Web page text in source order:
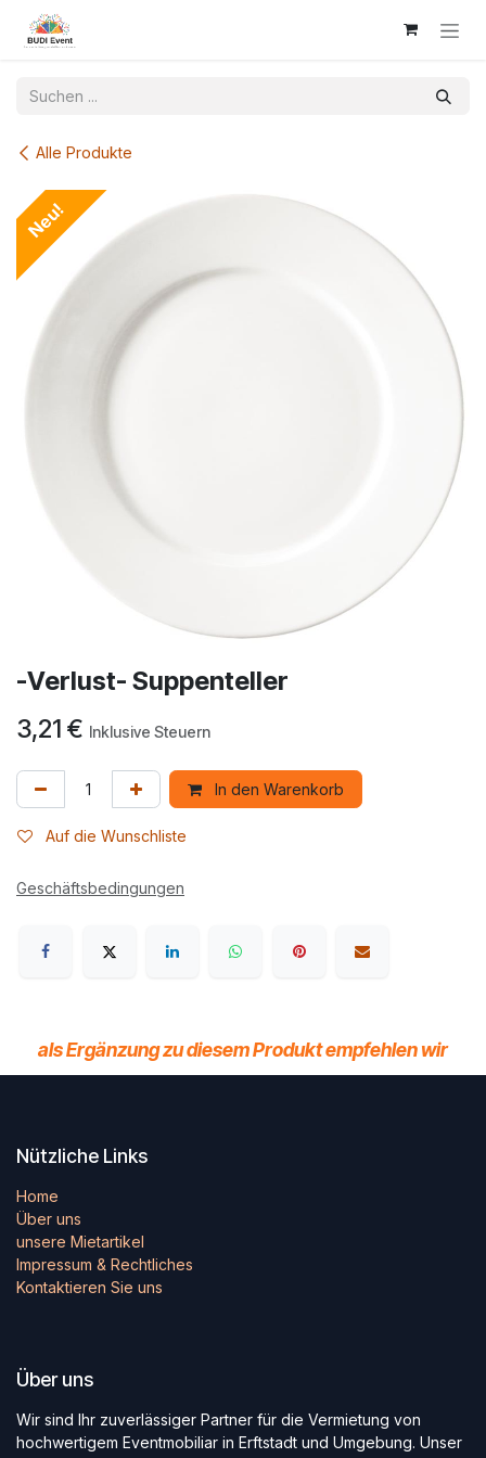
Zum Inhalt springen
Alle Produkte
Neu!
-Verlust- Suppenteller
3,21 € Inklusive Steuern
In den Warenkorb
Auf die Wunschliste
Geschäftsbedingungen
als Ergänzung zu diesem Produkt empfehlen wir
Nützliche Links
Home
Über uns
unsere Mietartikel
Impressum & Rechtliches
Kontaktieren Sie uns
Über uns
Wir sind Ihr zuverlässiger Partner für die Vermietung von
hochwertigem Eventmobiliar in Erftstadt und Umgebung. Unser